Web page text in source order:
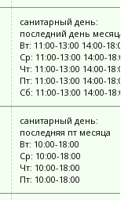
санитарный день:
последний день месяца
Вт: 11:00-13:00 14:00-18:00
Ср: 11:00-13:00 14:00-18:00
Чт: 11:00-13:00 14:00-18:00
Пт: 11:00-13:00 14:00-18:00
Сб: 11:00-13:00 14:00-18:00
санитарный день:
последняя пт месяца
Вт: 10:00-18:00
Ср: 10:00-18:00
Чт: 10:00-18:00
Пт: 10:00-18:00